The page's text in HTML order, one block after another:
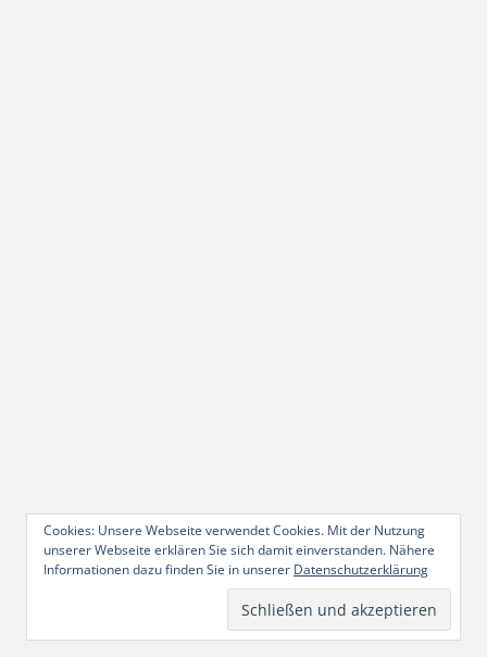
Cookies: Unsere Webseite verwendet Cookies. Mit der Nutzung
unserer Webseite erklären Sie sich damit einverstanden. Nähere
Informationen dazu finden Sie in unserer Datenschutzerklärung